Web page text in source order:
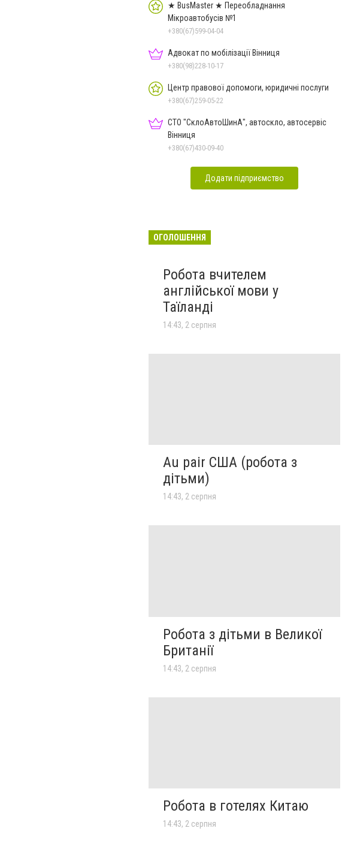
★ BusMaster ★ Переобладнання
Мікроавтобусів №1
+380(67)599-04-04
Адвокат по мобілізації Вінниця
+380(98)228-10-17
Центр правової допомоги, юридичні послуги
+380(67)259-05-22
СТО "СклоАвтоШинА", автоскло, автосервіс
Вінниця
+380(67)430-09-40
Додати підприємство
ОГОЛОШЕННЯ
Робота вчителем
англійської мови у
Таїланді
14:43, 2 серпня
Au pair США (робота з
дітьми)
14:43, 2 серпня
Робота з дітьми в Великої
Британії
14:43, 2 серпня
Робота в готелях Китаю
14:43, 2 серпня